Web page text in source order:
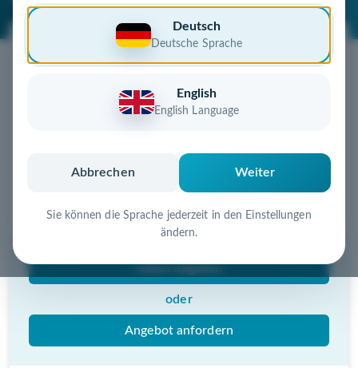
Deutsch
Deutsche Sprache
English
English Language
Abbrechen Weiter
Sie können die Sprache jederzeit in den Einstellungen
ändern.
Jetzt diese Wunschdomain
Diese Domain könnte schon bald Ihnen gehören!
Schnell, sicher und unkompliziert zur eigenen
Gebot abgeben
oder
Angebot anfordern